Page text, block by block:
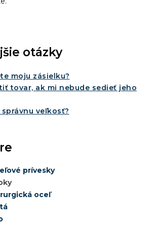
otázky
moju zásielku?
tovar, ak mi nebude sedieť jeho
veľkosť?
prívesky
oceľ